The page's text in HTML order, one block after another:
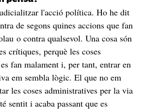
l'acció política. Ho he dit
de segons quines accions que fan
o contra qualsevol. Una cosa són
crítiques, perquè les coses
fan malament i, per tant, entrar en
em sembla lògic. El que no em
les coses administratives per la via
sentit i acaba passant que es